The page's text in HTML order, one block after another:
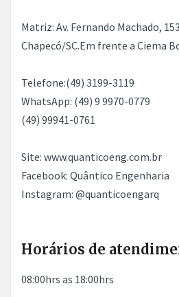
Matriz: Av. Fernando Machado,
Chapecó/SC.Em frente a Ciema
Telefone:(49) 3199-3119
WhatsApp: (49) 9 9970-0779
(49) 99941-0761
Site: www.quanticoeng.com.br
Facebook: Quântico Engenharia
Instagram: @quanticoengarq
Horários de
08:00hrs as 18:00hrs